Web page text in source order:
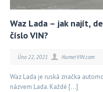
Waz Lada – jak najít,
číslo VIN?
Úno 22, 2021 NumerVIN.com
Waz Lada je ruská značka
názvem Lada. Každé […]